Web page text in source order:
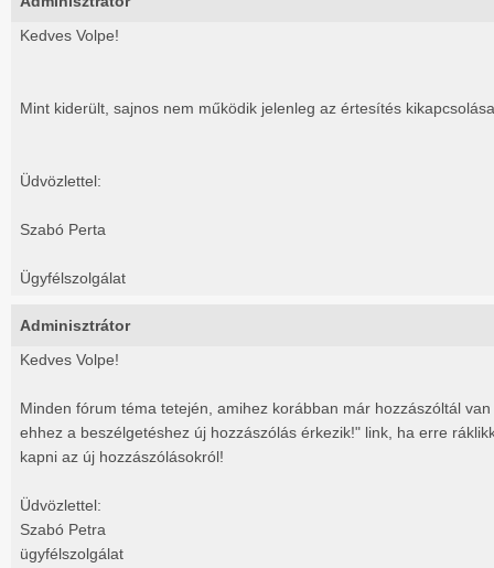
Kedves Volpe!
Mint kiderült, sajnos nem működik jelenleg az értesítés
Üdvözlettel:
Szabó Perta
Ügyfélszolgálat
Adminisztrátor
Kedves Volpe!
Minden fórum téma tetején, amihez korábban már hozzászóltál
ehhez a beszélgetéshez új hozzászólás érkezik!" link, ha erre
kapni az új hozzászólásokról!
Üdvözlettel:
Szabó Petra
ügyfélszolgálat